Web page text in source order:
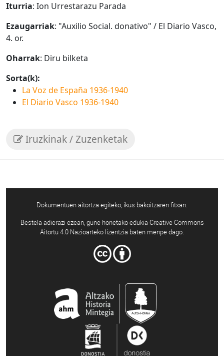
Iturria: Ion Urrestarazu Parada
Ezaugarriak: "Auxilio Social. donativo" / El Diario Vasco,
4. or.
Oharrak: Diru bilketa
Sorta(k):
La Voz de España 1936-1940
El Diario Vasco 1936-1940
Iruzkinak / Zuzenketak
Dokumentuen aitortza egiteko, ikus bakoitzaren fitxan.
Bestela adierazi ezean, gune honetako edukia Creative Commons
Aitortu 4.0 Nazioarteko lizentzia baten menpe dago.